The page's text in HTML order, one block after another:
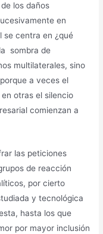
los daños
en
se centra en ¿qué
sombra de
multilaterales, sino
a veces el
otras el silencio
comienzan a
las peticiones
de reacción
por cierto
y tecnológica
hasta los que
por mayor inclusión